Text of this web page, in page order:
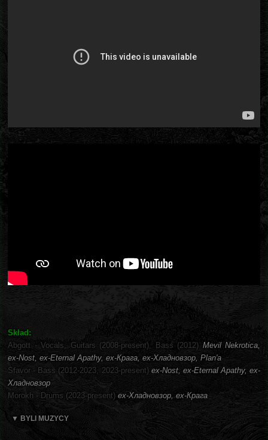
Skład:
Abgott - Vocals, Guitars (2008-present), Bass (2012) Mevil Nekrotica,
ex-Nost, ex-Eternal Apathy, ex-Крага, ex-Хладновзор, Plаn'a
Sfavor - Bass (2012-2023, 2023-present) ex-Nost, ex-Eternal Apathy, ex-
Хладновзор
Morokh - Drums (2023-present) ex-Хладновзор, ex-Крага
▼ BYLI MUZYCY